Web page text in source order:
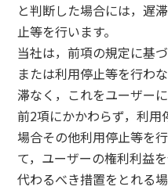
と判断した場合には，遅
止等を行います。
当社は，前項の規定に基
または利用停止等を行わ
滞なく，これをユーザーに
前2項にかかわらず，利用
場合その他利用停止等を
て，ユーザーの権利利益
代わるべき措置をとれる